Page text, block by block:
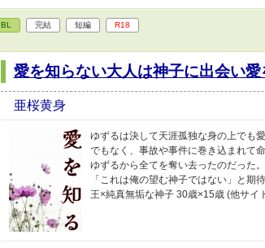
BL 完結 短編 R18
愛を知らない大人は神子に出会い愛
亜桜黄身
ゆずるは決して天涯孤独な身の上でも
でもなく、事故や事件に巻き込まれて
ゆずるから全てを奪い去ったのだった
「これは俺の望む神子ではない」と期
王×純真無垢な神子 30歳×15歳 (他サイ